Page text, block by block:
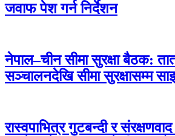
जवाफ पेश गर्न निर्देशन
नेपाल–चीन सीमा सुरक्षा बैठक:
सञ्चालनदेखि सीमा सुरक्षासम्म
रास्वपाभित्र गुटबन्दी र